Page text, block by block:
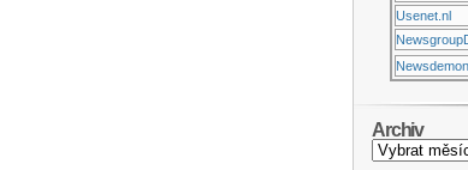
Usenet.nl
Newsdemon
Archiv